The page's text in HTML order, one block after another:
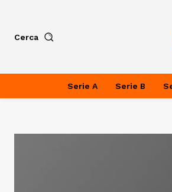
Cerca
Serie A Serie B